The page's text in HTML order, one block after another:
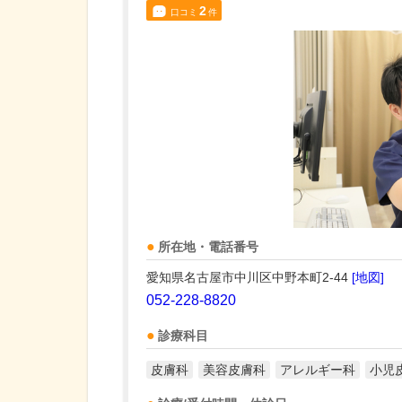
口コミ 2件
所在地・電話番号
愛知県名古屋市中川区中野本町2-44 [地図]
052-228-8820
診療科目
皮膚科 美容皮膚科 アレルギー科 小児